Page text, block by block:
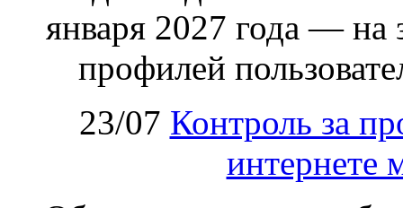
января 2027 года —
профилей
23/07 Контроль за
интернете